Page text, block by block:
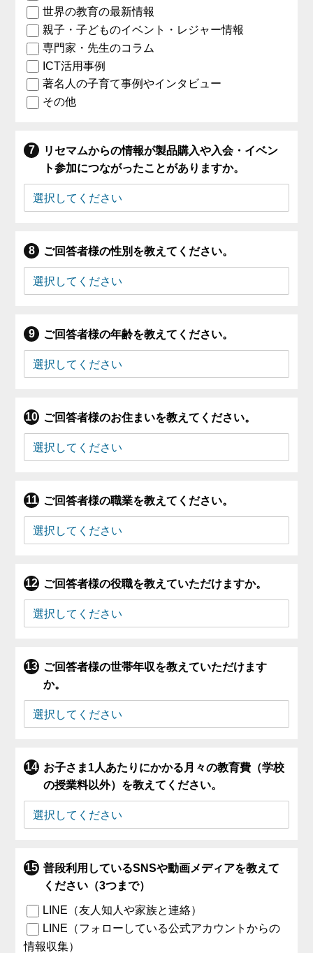
世界の教育の最新情報
親子・子どものイベント・レジャー情報
専門家・先生のコラム
ICT活用事例
著名人の子育て事例やインタビュー
その他
リセマムからの情報が製品購入や入会・イベン
ト参加につながったことがありますか。
ご回答者様の性別を教えてください。
ご回答者様の年齢を教えてください。
ご回答者様のお住まいを教えてください。
ご回答者様の職業を教えてください。
ご回答者様の役職を教えていただけますか。
ご回答者様の世帯年収を教えていただけます
か。
お子さま1人あたりにかかる月々の教育費（学校
の授業料以外）を教えてください。
普段利用しているSNSや動画メディアを教えて
ください（3つまで）
LINE（友人知人や家族と連絡）
LINE（フォローしている公式アカウントからの
情報収集）